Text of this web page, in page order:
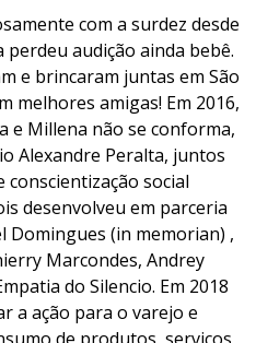
com a surdez desde
audição ainda bebê.
e brincaram juntas em São
melhores amigas! Em 2016,
e Millena não se conforma,
Alexandre Peralta, juntos
conscientização social
desenvolveu em parceria
Domingues (in memorian) ,
Marcondes, Andrey
do Silencio. Em 2018
a ação para o varejo e